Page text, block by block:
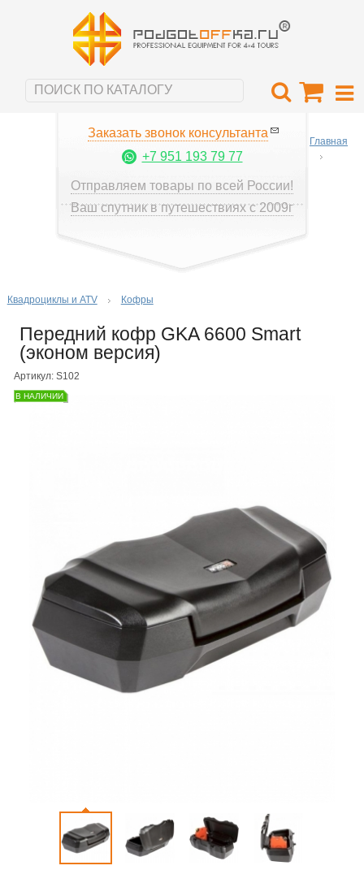
Заказать звонок консультанта
+7 951 193 79 77
Отправляем товары по всей России!
Ваш спутник в путешествиях с 2009г
Главная
Квадроциклы и ATV Кофры
Передний кофр GKA 6600 Smart
(эконом версия)
Артикул: S102
В НАЛИЧИИ